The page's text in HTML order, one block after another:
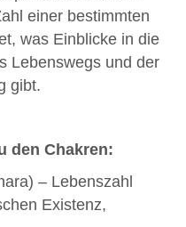
einer bestimmten
was Einblicke in die
Lebenswegs und der
gibt.
den Chakren:
– Lebenszahl
Existenz,